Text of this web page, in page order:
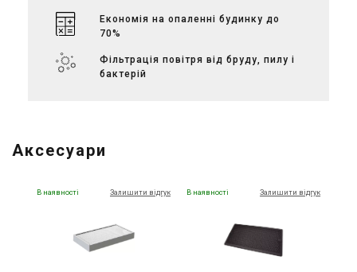
Економія на опаленні будинку до
70%
Фільтрація повітря від бруду, пилу і
бактерій
Аксесуари
В наявності Залишити відгук В наявності Залишити відгук